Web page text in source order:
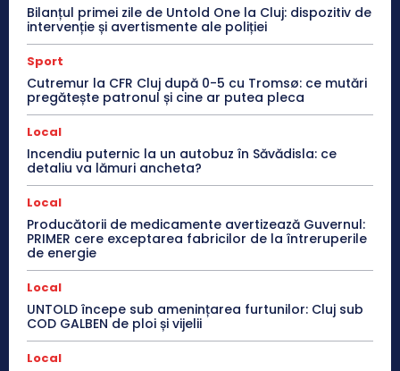
Bilanțul primei zile de Untold One la Cluj: dispozitiv de
intervenție și avertismente ale poliției
Sport
Cutremur la CFR Cluj după 0-5 cu Tromsø: ce mutări
pregătește patronul și cine ar putea pleca
Local
Incendiu puternic la un autobuz în Săvădisla: ce
detaliu va lămuri ancheta?
Local
Producătorii de medicamente avertizează Guvernul:
PRIMER cere exceptarea fabricilor de la întreruperile
de energie
Local
UNTOLD începe sub amenințarea furtunilor: Cluj sub
COD GALBEN de ploi și vijelii
Local